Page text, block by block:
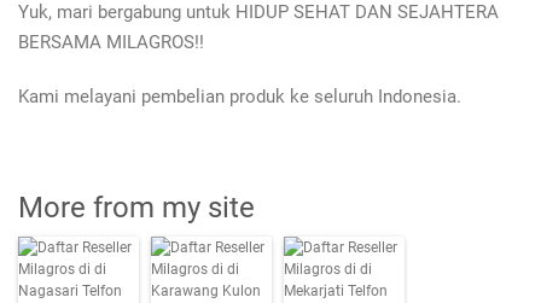
Yuk, mari bergabung untuk HIDUP SEHAT DAN SEJAHTERA
BERSAMA MILAGROS!!
Kami melayani pembelian produk ke seluruh Indonesia.
More from my site